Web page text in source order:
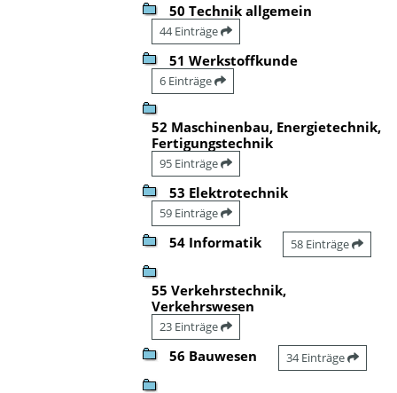
50 Technik allgemein
44 Einträge
51 Werkstoffkunde
6 Einträge
52 Maschinenbau, Energietechnik,
Fertigungstechnik
95 Einträge
53 Elektrotechnik
59 Einträge
54 Informatik 58 Einträge
55 Verkehrstechnik,
Verkehrswesen
23 Einträge
56 Bauwesen 34 Einträge